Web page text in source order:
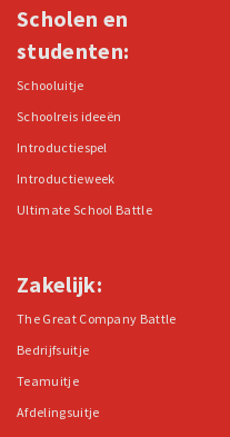
Scholen en
studenten:
Schooluitje
Schoolreis ideeën
Introductiespel
Introductieweek
Ultimate School Battle
Zakelijk:
The Great Company Battle
Bedrijfsuitje
Teamuitje
Afdelingsuitje